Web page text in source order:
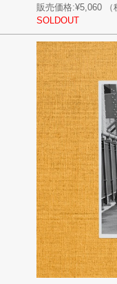
販売価格:¥5,060
SOLDOUT